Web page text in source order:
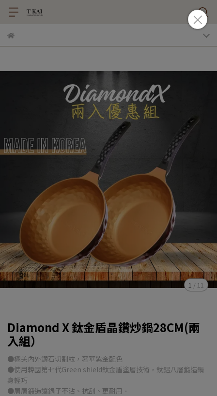
1 / 11
Diamond X 鈦金盾晶鑽炒鍋28CM(兩
入組）
●極美內外鑽石切割紋，奢華紫金配色
●使用韓國第七代Green shield鈦金盾塗層技術，鈦鋁八層鍛造鍋
身輕巧
●層層鍛造讓鍋子不沾、抗刮、更耐用．